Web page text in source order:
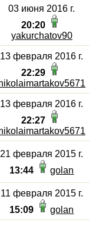
03 июня 2016 г.
20:20
yakurchatov90
13 февраля 2016 г.
22:29
13 февраля 2016 г.
22:27
21 февраля 2015 г.
13:44
golan
11 февраля 2015 г.
15:09
golan